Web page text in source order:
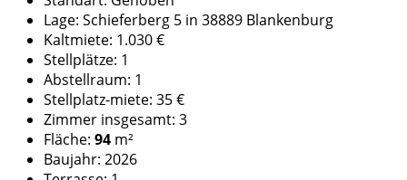
Lage: Schieferberg 5 in 38889 Blankenburg
Kaltmiete: 1.030 €
Stellplätze: 1
Abstellraum: 1
Stellplatz-miete: 35 €
Zimmer insgesamt: 3
Fläche: 94 m²
Baujahr: 2026